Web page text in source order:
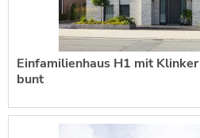
Einfamilienhaus H1 mit
bunt